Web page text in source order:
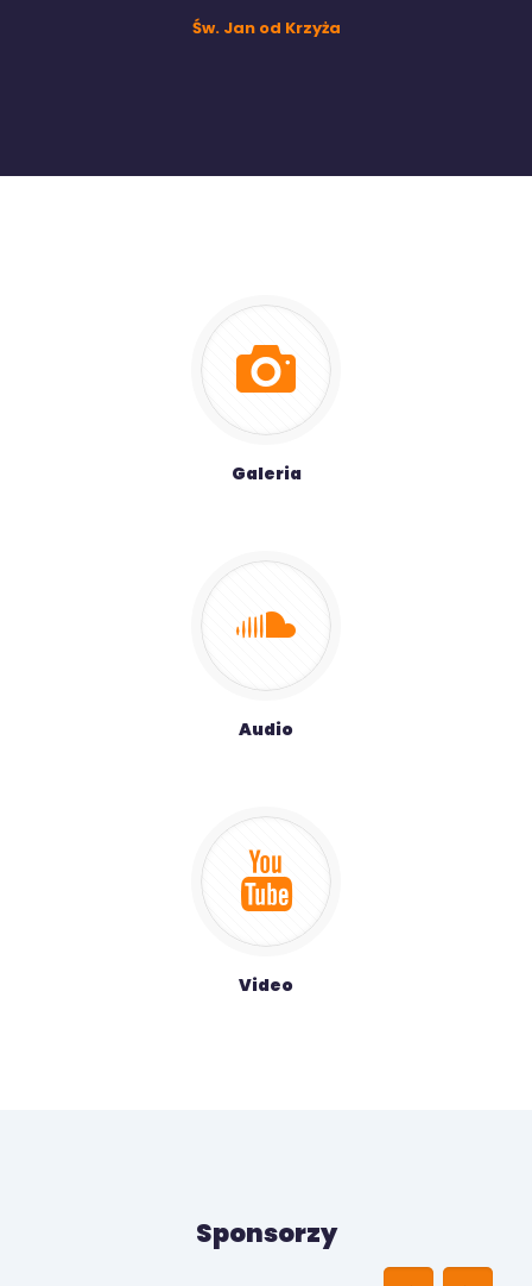
Św. Jan od Krzyża
Galeria
Audio
Video
Sponsorzy